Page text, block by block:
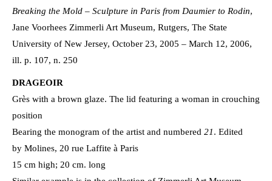
Breaking the Mold – Sculpture in Paris from Daumier to Rodin,
Jane Voorhees Zimmerli Art Museum, Rutgers, The State
University of New Jersey, October 23, 2005 – March 12, 2006,
ill. p. 107, n. 250
DRAGEOIR
Grès with a brown glaze. The lid featuring a woman in crouching
position
Bearing the monogram of the artist and numbered 21. Edited
by Molines, 20 rue Laffite à Paris
15 cm high; 20 cm. long